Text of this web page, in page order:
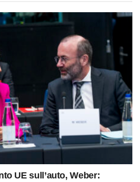
UE sull’auto, Weber: